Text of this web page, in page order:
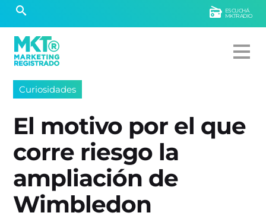
ESCUCHÁ
MKTRADIO
Curiosidades
El motivo por el que
corre riesgo la
ampliación de
Wimbledon